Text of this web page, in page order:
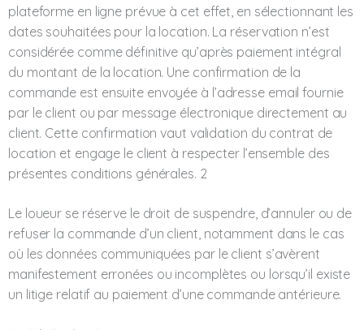
plateforme en ligne prévue à cet effet, en sélectionnant les
dates souhaitées pour la location. La réservation n’est
considérée comme définitive qu’après paiement intégral
du montant de la location. Une confirmation de la
commande est ensuite envoyée à l’adresse email fournie
par le client ou par message électronique directement au
client. Cette confirmation vaut validation du contrat de
location et engage le client à respecter l’ensemble des
présentes conditions générales. 2
Le loueur se réserve le droit de suspendre, d’annuler ou de
refuser la commande d’un client, notamment dans le cas
où les données communiquées par le client s’avèrent
manifestement erronées ou incomplètes ou lorsqu’il existe
un litige relatif au paiement d’une commande antérieure.